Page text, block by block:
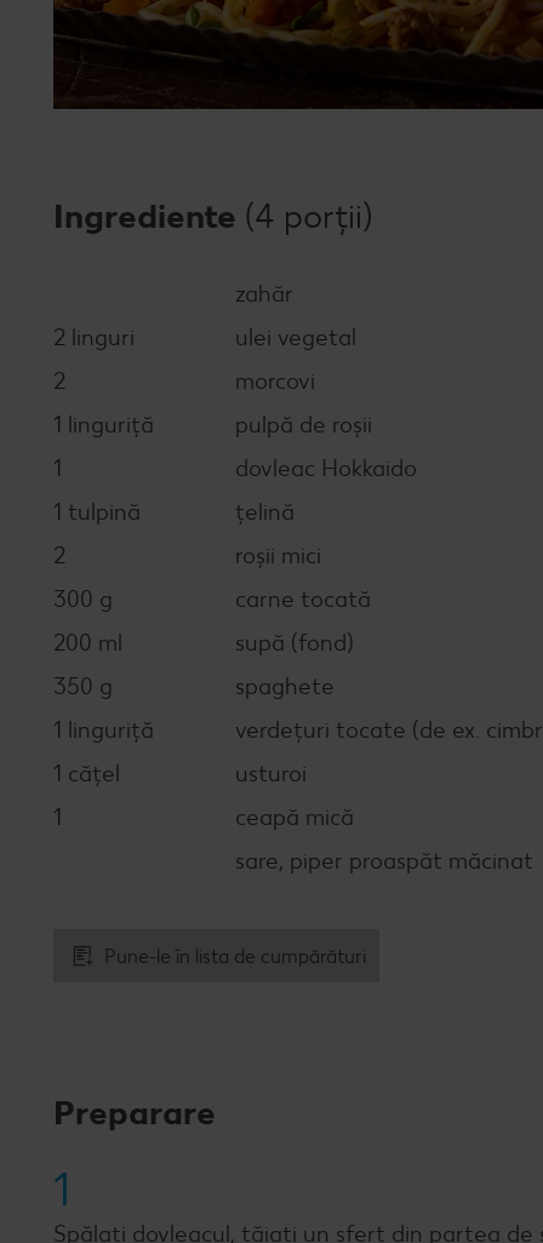
Ingrediente (4 porții)
zahăr
2 linguri
ulei vegetal
2
morcovi
1 linguriță
pulpă de roşii
1
dovleac Hokkaido
1 tulpină
ţelină
2
roşii mici
300 g
carne tocată
200 ml
supă (fond)
350 g
spaghete
1 linguriţă
verdeţuri tocate (de ex.
1 cățel
usturoi
1
ceapă mică
sare, piper proaspăt măcinat
Pune-le în lista de cumpărături
Preparare
1
Spălaţi dovleacul, tăiaţi un sfert din partea